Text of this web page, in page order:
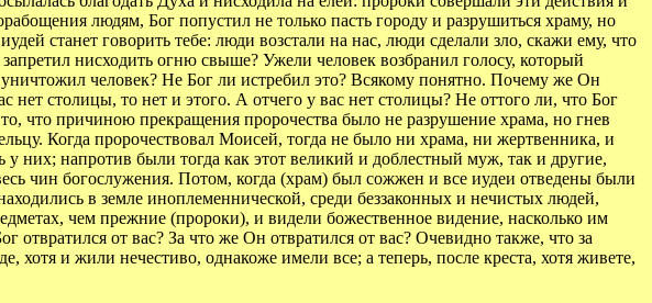
людям, Бог попустил не только пасть городу и разрушиться храму, но
станет говорить тебе: люди возстали на нас, люди сделали зло, скажи ему, что
нисходить огню свыше? Ужели человек возбранил голосу, который
человек? Не Бог ли истребил это? Всякому понятно. Почему же Он
столицы, то нет и этого. А отчего у вас нет столицы? Не оттого ли, что Бог
что причиною прекращения пророчества было не разрушение храма, но гнев
Когда пророчествовал Моисей, тогда не было ни храма, ни жертвенника, и
них; напротив были тогда как этот великий и доблестный муж, так и другие,
чин богослужения. Потом, когда (храм) был сожжен и все иудеи отведены были
в земле иноплеменнической, среди беззаконных и нечистых людей,
чем прежние (пророки), и видели божественное видение, насколько им
от вас? За что же Он отвратился от вас? Очевидно также, что за
и жили нечестиво, однакоже имели все; а теперь, после креста, хотя живете,